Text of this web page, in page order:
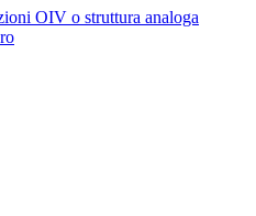
OIV o struttura analoga